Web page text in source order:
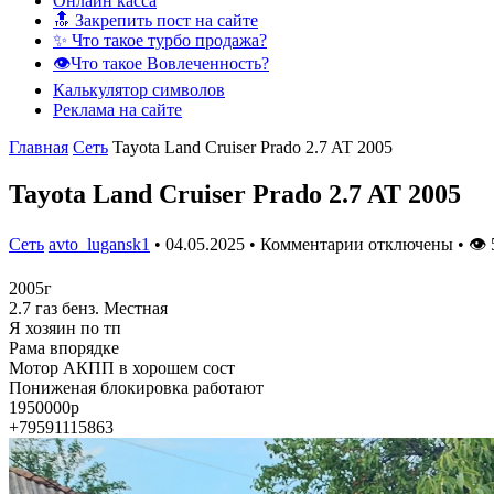
🔝 Закрепить пост на сайте
✨ Что такое турбо продажа?
👁️Что такое Вовлеченность?
Калькулятор символов
Реклама на сайте
Главная Сеть Tayota Land Cruiser Prado 2.7 AT 2005
Tayota Land Cruiser Prado 2.7 AT 2005
Сеть avto_lugansk1 • 04.05.2025 • Комментарии отключены • 👁
2005г
2.7 газ бенз. Местная
Я хозяин по тп
Рама впорядке
Мотор АКПП в хорошем сост
Пониженая блокировка работают
1950000р
+79591115863